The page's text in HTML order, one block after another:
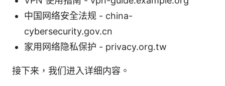
中国网络安全法规 - china-
cybersecurity.gov.cn
家用网络隐私保护 - privacy.org.tw
接下来，我们进入详细内容。